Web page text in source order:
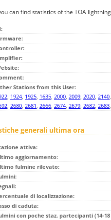
can find statistics of the TOA
Stations from this User:
, 1924, 1925, 1635, 2000, 2009, 2020, 2140
, 2680, 2681, 2666, 2674, 2679, 2682, 2683
generali ultima ora
attiva:
aggiornamento:
fulmine rilevato:
di localizzazione:
di caduta:
con poche staz. partecipanti (14-